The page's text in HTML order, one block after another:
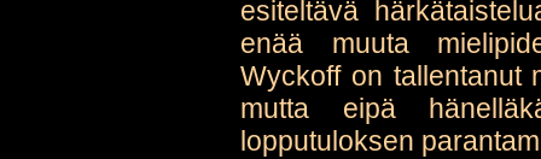
esiteltävä
enää muuta
Wyckoff on tallentanut
mutta eipä
lopputuloksen